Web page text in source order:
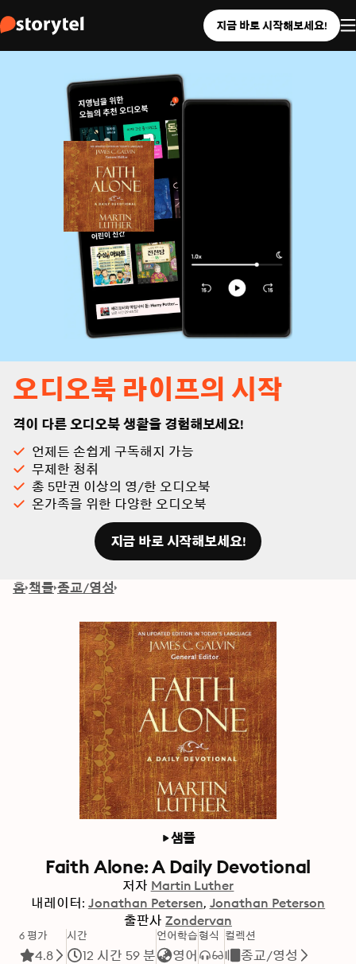
지금 바로 시작해보세요!
오디오북 라이프의 시작
격이 다른 오디오북 생활을 경험해보세요!
언제든 손쉽게 구독해지 가능
무제한 청취
총 5만권 이상의 영/한 오디오북
온가족을 위한 다양한 오디오북
지금 바로 시작해보세요!
홈 책들 종교/영성
샘플
Faith Alone: A Daily Devotional
저자 Martin Luther
내레이터: Jonathan Petersen Jonathan Peterson
출판사 Zondervan
6 평가
4.8
시간
12 시간 59 분
언어학습
영어
형식 컬렉션
종교/영성